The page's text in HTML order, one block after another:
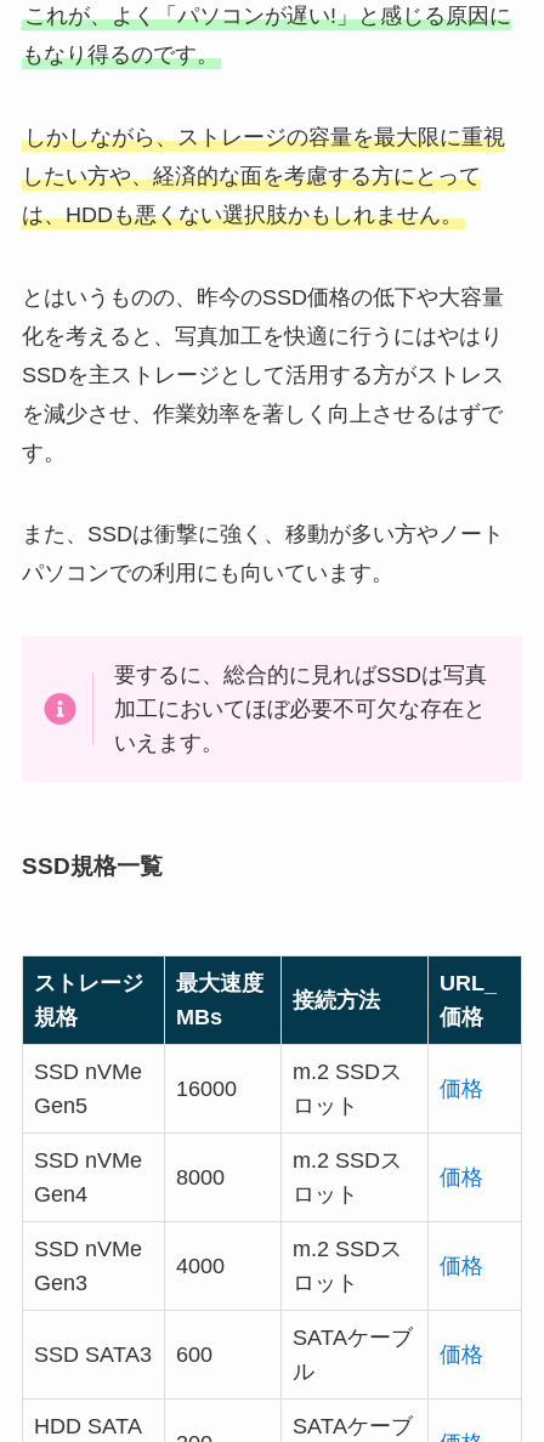
これが、よく「パソコンが遅い!」と感じる原因に
もなり得るのです。
しかしながら、ストレージの容量を最大限に重視
したい方や、経済的な面を考慮する方にとって
は、HDDも悪くない選択肢かもしれません。
とはいうものの、昨今のSSD価格の低下や大容量
化を考えると、写真加工を快適に行うにはやはり
SSDを主ストレージとして活用する方がストレス
を減少させ、作業効率を著しく向上させるはずで
す。
また、SSDは衝撃に強く、移動が多い方やノート
パソコンでの利用にも向いています。
要するに、総合的に見ればSSDは写真
加工においてほぼ必要不可欠な存在と
いえます。
SSD規格一覧
ストレージ
規格
最大速度
MBs
接続方法
URL_
価格
SSD nVMe
Gen5
16000
m.2 SSDス
ロット
価格
SSD nVMe
Gen4
8000
m.2 SSDス
ロット
価格
SSD nVMe
Gen3
4000
m.2 SSDス
ロット
価格
SSD SATA3 600
SATAケーブ
ル
価格
HDD SATA
SATAケーブ